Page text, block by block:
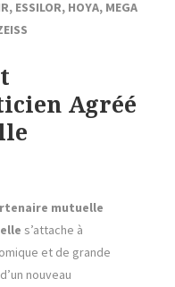
ESSILOR, HOYA, MEGA
Agréé
mutuelle
s’attache à
et de grande
nouveau